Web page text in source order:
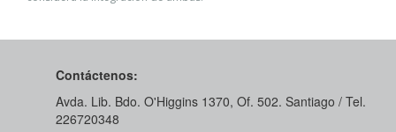
Contáctenos:
Avda. Lib. Bdo. O'Higgins 1370, Of. 502. Santiago / Tel.
226720348